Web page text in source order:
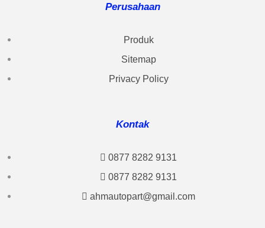
Perusahaan
Produk
Sitemap
Privacy Policy
Kontak
0877 8282 9131
0877 8282 9131
ahmautopart@gmail.com